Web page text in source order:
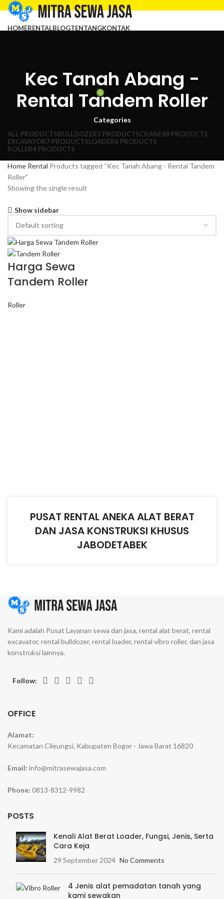
HOMERENTALBLOGTENTANGKONTAK
0 RP0
Kec Tanah Abang -
Rental Tandem Roller
Categories
ALL PRODUCTSBULLDOZER3 PRODUCTSCRANE48 PRODUCTS
EXCAVATOR7 PRODUCTSLOADER6 PRODUCTS
ROLLER4 PRODUCTS
Home Rental Products tagged “Kec Tanah Abang - Rental Tandem
Roller”
Showing the single result
Show sidebar
Harga Sewa
Tandem Roller
Roller
PUSAT RENTAL ANEKA ALAT BERAT
DAN JASA KONSTRUKSI KHUSUS
JABODETABEK
Kami adalah Pusat Layanan sewa dan jasa, rental alat berat, rental
excavator, rental bulldozer, rental loader, rental vibro roller, dan jasa
konstruksi lainnya.
Follow:
OFFICE
Alamat:
Kecamatan Cileungsi, Kabupaten Bogor - Jawa Barat 16820
Email: info@mitrasewajasa.com
Phone: 0813-8312-9982
POSTS
Kenali Alat Berat Loader, Fungsi, Jenis, Serta
Cara Keja
29 September 2024 No Comments
4 Jenis alat pemadatan tanah yang
kami sewakan